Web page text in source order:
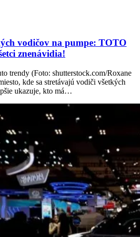
vodičov na pumpe: TOTO
znenávidia!
trendy (Foto: shutterstock.com/Roxane
kde sa stretávajú vodiči všetkých
ukazuje, kto má…